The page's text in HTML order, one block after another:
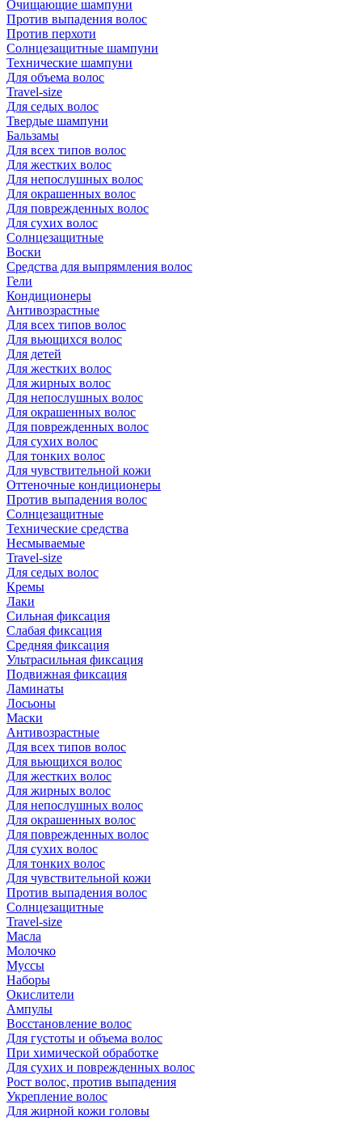
Очищающие шампуни
Против выпадения волос
Против перхоти
Солнцезащитные шампуни
Технические шампуни
Для объема волос
Travel-size
Для седых волос
Твердые шампуни
Бальзамы
Для всех типов волос
Для жестких волос
Для непослушных волос
Для окрашенных волос
Для поврежденных волос
Для сухих волос
Солнцезащитные
Воски
Средства для выпрямления волос
Гели
Кондиционеры
Антивозрастные
Для всех типов волос
Для вьющихся волос
Для детей
Для жестких волос
Для жирных волос
Для непослушных волос
Для окрашенных волос
Для поврежденных волос
Для сухих волос
Для тонких волос
Для чувствительной кожи
Оттеночные кондиционеры
Против выпадения волос
Солнцезащитные
Технические средства
Несмываемые
Travel-size
Для седых волос
Кремы
Лаки
Сильная фиксация
Слабая фиксация
Средняя фиксация
Ультрасильная фиксация
Подвижная фиксация
Ламинаты
Лосьоны
Маски
Антивозрастные
Для всех типов волос
Для вьющихся волос
Для жестких волос
Для жирных волос
Для непослушных волос
Для окрашенных волос
Для поврежденных волос
Для сухих волос
Для тонких волос
Для чувствительной кожи
Против выпадения волос
Солнцезащитные
Travel-size
Масла
Молочко
Муссы
Наборы
Окислители
Ампулы
Восстановление волос
Для густоты и объема волос
При химической обработке
Для сухих и поврежденных волос
Рост волос, против выпадения
Укрепление волос
Для жирной кожи головы